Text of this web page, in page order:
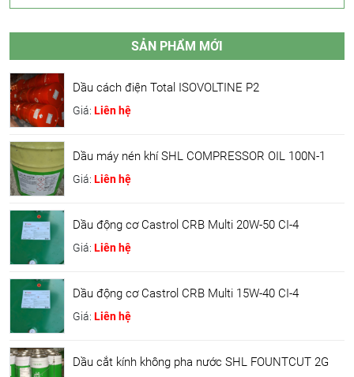
SẢN PHẨM MỚI
Dầu cách điện Total ISOVOLTINE P2
Giá: Liên hệ
Dầu máy nén khí SHL COMPRESSOR OIL 100N-1
Giá: Liên hệ
Dầu động cơ Castrol CRB Multi 20W-50 CI-4
Giá: Liên hệ
Dầu động cơ Castrol CRB Multi 15W-40 CI-4
Giá: Liên hệ
Dầu cắt kính không pha nước SHL FOUNTCUT 2G